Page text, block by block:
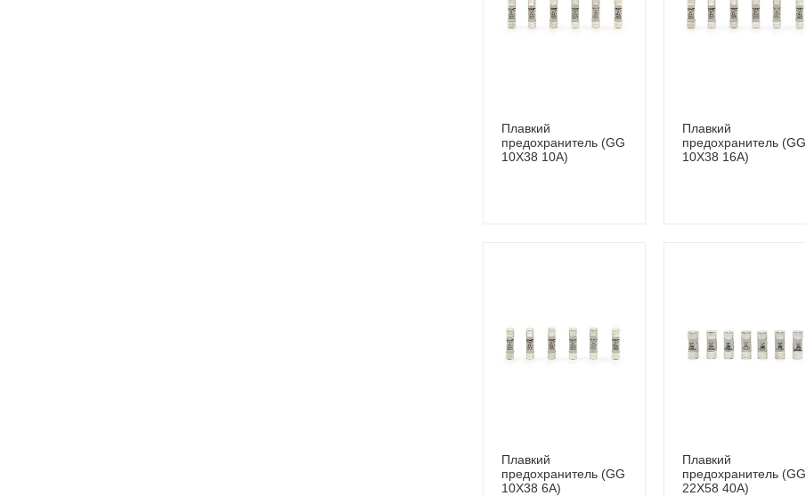
Плавкий
предохранитель (GG
10Х38 10A)
Плавкий
предохранитель (GG
10Х38 16A)
Плавкий
предохранитель (GG
10Х38 6A)
Плавкий
предохранитель (GG
22X58 40A)